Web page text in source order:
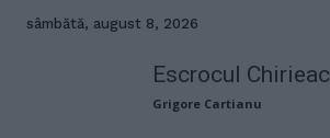
sâmbătă, august 8, 2026
Escrocul Chirieac
Grigore Cartianu